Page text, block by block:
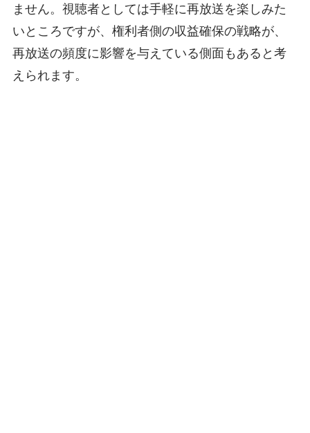
ません。視聴者としては手軽に再放送を楽しみた
いところですが、権利者側の収益確保の戦略が、
再放送の頻度に影響を与えている側面もあると考
えられます。